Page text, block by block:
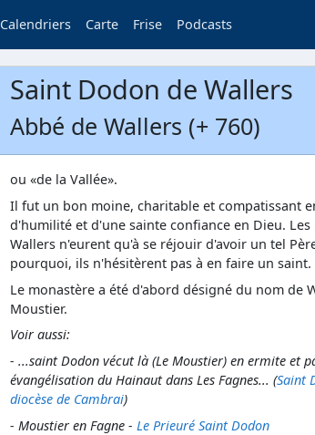
Calendriers Carte Frise Podcasts
Saint Dodon de Wallers
Abbé de Wallers (+ 760)
ou «de la Vallée».
Il fut un bon moine, charitable et compatissant
d'humilité et d'une sainte confiance en Dieu.
Wallers n'eurent qu'à se réjouir d'avoir un tel
pourquoi, ils n'hésitèrent pas à en faire un saint.
Le monastère a été d'abord désigné du nom de
Moustier.
Voir aussi:
- ...saint Dodon vécut là (Le Moustier) en ermite et
évangélisation du Hainaut dans Les Fagnes... (Saint
diocèse de Cambrai)
- Moustier en Fagne - Le Prieuré Saint Dodon